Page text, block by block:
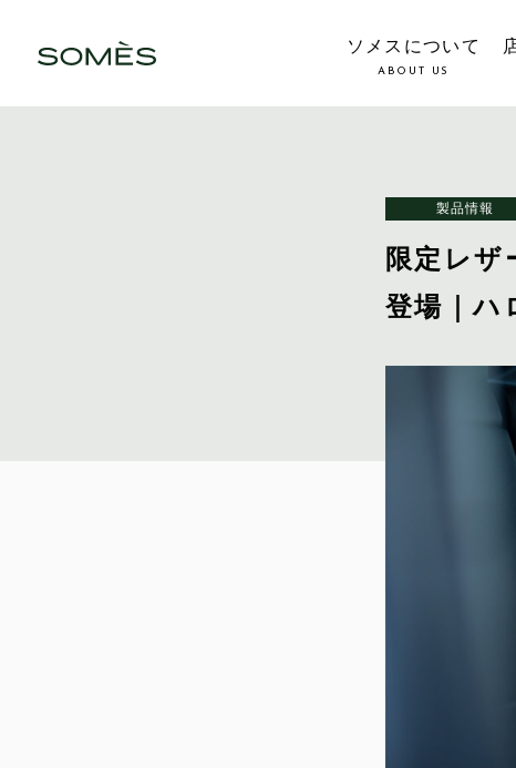
ソメスについて
ABOUT US
製品情報
限定レザ
登場｜ハ